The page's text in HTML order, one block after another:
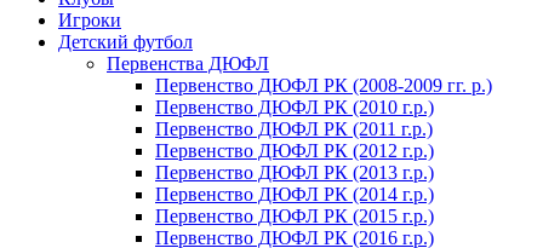
Игроки
Детский футбол
Первенства ДЮФЛ
Первенство ДЮФЛ РК (2008-2009 гг. р.)
Первенство ДЮФЛ РК (2010 г.р.)
Первенство ДЮФЛ РК (2011 г.р.)
Первенство ДЮФЛ РК (2012 г.р.)
Первенство ДЮФЛ РК (2013 г.р.)
Первенство ДЮФЛ РК (2014 г.р.)
Первенство ДЮФЛ РК (2015 г.р.)
Первенство ДЮФЛ РК (2016 г.р.)